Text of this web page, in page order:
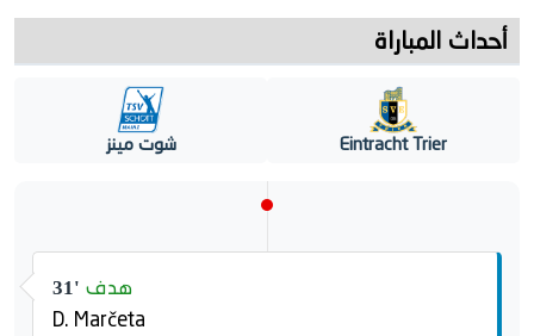
أحداث المباراة
Eintracht Trier شوت مينز
31' هدف
D. Marčeta